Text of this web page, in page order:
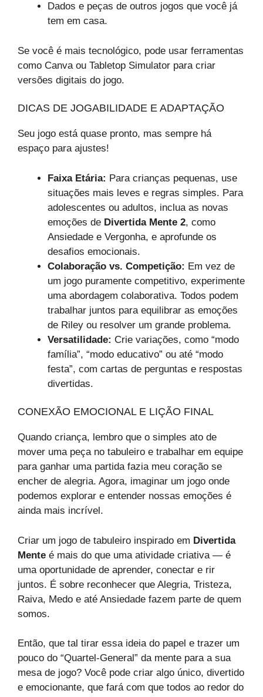
Dados e peças de outros jogos que você já
tem em casa.
Se você é mais tecnológico, pode usar ferramentas
como Canva ou Tabletop Simulator para criar
versões digitais do jogo.
DICAS DE JOGABILIDADE E ADAPTAÇÃO
Seu jogo está quase pronto, mas sempre há
espaço para ajustes!
Faixa Etária: Para crianças pequenas, use
situações mais leves e regras simples. Para
adolescentes ou adultos, inclua as novas
emoções de Divertida Mente 2, como
Ansiedade e Vergonha, e aprofunde os
desafios emocionais.
Colaboração vs. Competição: Em vez de
um jogo puramente competitivo, experimente
uma abordagem colaborativa. Todos podem
trabalhar juntos para equilibrar as emoções
de Riley ou resolver um grande problema.
Versatilidade: Crie variações, como “modo
família”, “modo educativo” ou até “modo
festa”, com cartas de perguntas e respostas
divertidas.
CONEXÃO EMOCIONAL E LIÇÃO FINAL
Quando criança, lembro que o simples ato de
mover uma peça no tabuleiro e trabalhar em equipe
para ganhar uma partida fazia meu coração se
encher de alegria. Agora, imaginar um jogo onde
podemos explorar e entender nossas emoções é
ainda mais incrível.
Criar um jogo de tabuleiro inspirado em Divertida
Mente é mais do que uma atividade criativa — é
uma oportunidade de aprender, conectar e rir
juntos. É sobre reconhecer que Alegria, Tristeza,
Raiva, Medo e até Ansiedade fazem parte de quem
somos.
Então, que tal tirar essa ideia do papel e trazer um
pouco do “Quartel-General” da mente para a sua
mesa de jogo? Você pode criar algo único, divertido
e emocionante, que fará com que todos ao redor do